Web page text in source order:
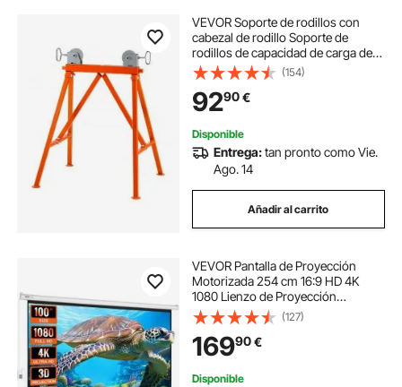
VEVOR Soporte de rodillos con
cabezal de rodillo Soporte de
rodillos de capacidad de carga de
1134 kg Soporte de rodillos de
acero #45 Soporte de 5 a 91 cm
Soporte de montaje de soporte de
trabajo
(154)
9290€
Disponible
Entrega:tan pronto como Vie.
Ago. 14
Añadir al carrito
VEVOR Pantalla de Proyección
Motorizada 254 cm 16:9 HD 4K
1080 Lienzo de Proyección
Antiarrugas con Control Remoto
Amplio Ángulo de Visión Montaje
Directo en Pared para Proyectores
de Video
(127)
16990€
Disponible